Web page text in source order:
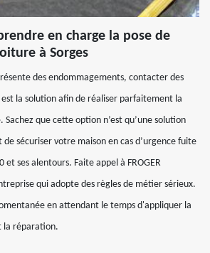
en charge la pose de
à Sorges
des endommagements, contacter des
la solution afin de réaliser parfaitement la
que cette option n’est qu’une solution
sécuriser votre maison en cas d’urgence fuite
et ses alentours. Faite appel à FROGER
qui adopte des règles de métier sérieux.
en attendant le temps d'appliquer la
la réparation.